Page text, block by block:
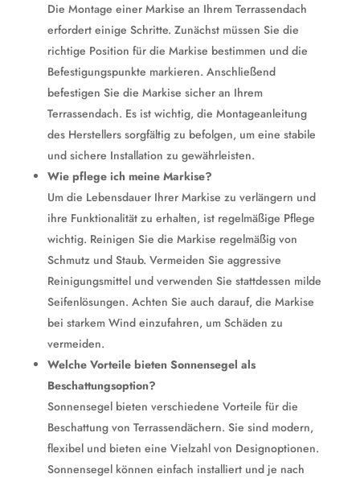
Die Montage einer Markise an Ihrem Terrassendach
erfordert einige Schritte. Zunächst müssen Sie die
richtige Position für die Markise bestimmen und die
Befestigungspunkte markieren. Anschließend
befestigen Sie die Markise sicher an Ihrem
Terrassendach. Es ist wichtig, die Montageanleitung
des Herstellers sorgfältig zu befolgen, um eine stabile
und sichere Installation zu gewährleisten.
Wie pflege ich meine Markise?
Um die Lebensdauer Ihrer Markise zu verlängern und
ihre Funktionalität zu erhalten, ist regelmäßige Pflege
wichtig. Reinigen Sie die Markise regelmäßig von
Schmutz und Staub. Vermeiden Sie aggressive
Reinigungsmittel und verwenden Sie stattdessen milde
Seifenlösungen. Achten Sie auch darauf, die Markise
bei starkem Wind einzufahren, um Schäden zu
vermeiden.
Welche Vorteile bieten Sonnensegel als
Beschattungsoption?
Sonnensegel bieten verschiedene Vorteile für die
Beschattung von Terrassendächern. Sie sind modern,
flexibel und bieten eine Vielzahl von Designoptionen.
Sonnensegel können einfach installiert und je nach